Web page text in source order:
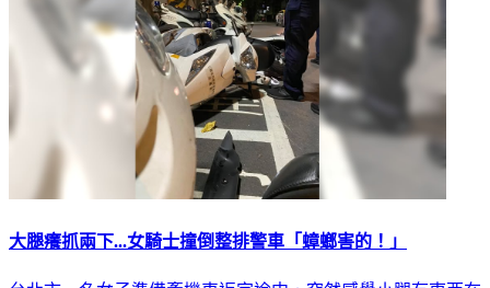
大腿癢抓兩下...女騎士撞倒整排警車「蟑螂害的！」